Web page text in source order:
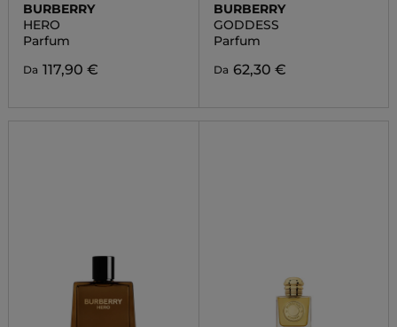
BURBERRY
HERO
Parfum
Da 117,90 €
BURBERRY
GODDESS
Parfum
Da 62,30 €